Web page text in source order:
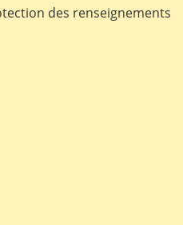
des renseignements